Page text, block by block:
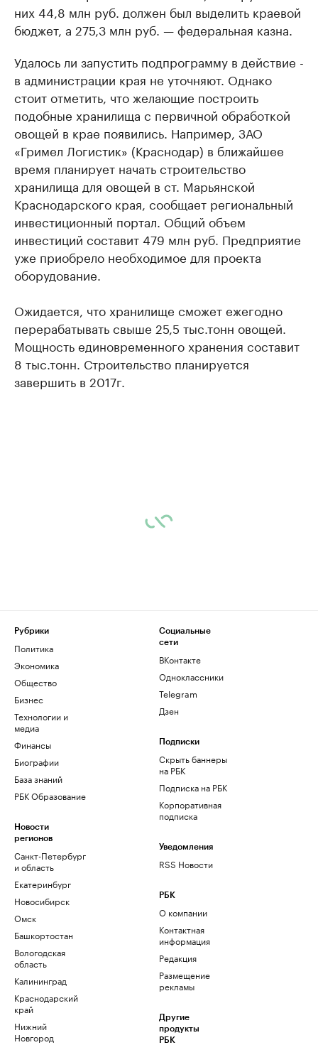
них 44,8 млн руб. должен был выделить краевой
бюджет, а 275,3 млн руб. — федеральная казна.
Удалось ли запустить подпрограмму в действие -
в администрации края не уточняют. Однако
стоит отметить, что желающие построить
подобные хранилища с первичной обработкой
овощей в крае появились. Например, ЗАО
«Гримел Логистик» (Краснодар) в ближайшее
время планирует начать строительство
хранилища для овощей в ст. Марьянской
Краснодарского края, сообщает региональный
инвестиционный портал. Общий объем
инвестиций составит 479 млн руб. Предприятие
уже приобрело необходимое для проекта
оборудование.
Ожидается, что хранилище сможет ежегодно
перерабатывать свыше 25,5 тыс.тонн овощей.
Мощность единовременного хранения составит
8 тыс.тонн. Строительство планируется
завершить в 2017г.
Рубрики
Политика
Экономика
Общество
Бизнес
Технологии и
медиа
Финансы
Биографии
База знаний
РБК Образование
Новости
регионов
Санкт-Петербург
и область
Екатеринбург
Новосибирск
Омск
Башкортостан
Вологодская
область
Калининград
Краснодарский
край
Нижний
Новгород
Социальные
сети
ВКонтакте
Одноклассники
Telegram
Дзен
Подписки
Скрыть баннеры
на РБК
Подписка на РБК
Корпоративная
подписка
Уведомления
RSS Новости
РБК
О компании
Контактная
информация
Редакция
Размещение
рекламы
Другие
продукты
РБК